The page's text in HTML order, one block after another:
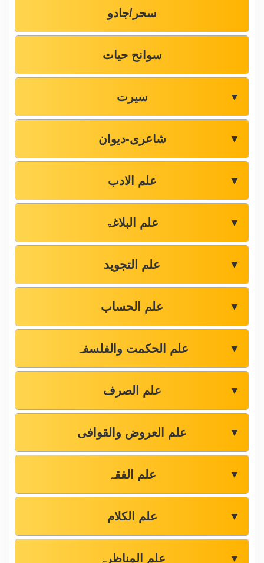
سحر/جادو
سوانح حیات
سیرت ▼
شاعری-دیوان ▼
علم الادب ▼
علم البلاغۃ ▼
علم التجوید ▼
علم الحساب ▼
علم الحکمت والفلسفہ ▼
علم الصرف ▼
علم العروض والقوافی ▼
علم الفقہ ▼
علم الکلام ▼
علم المناظرہ ▼